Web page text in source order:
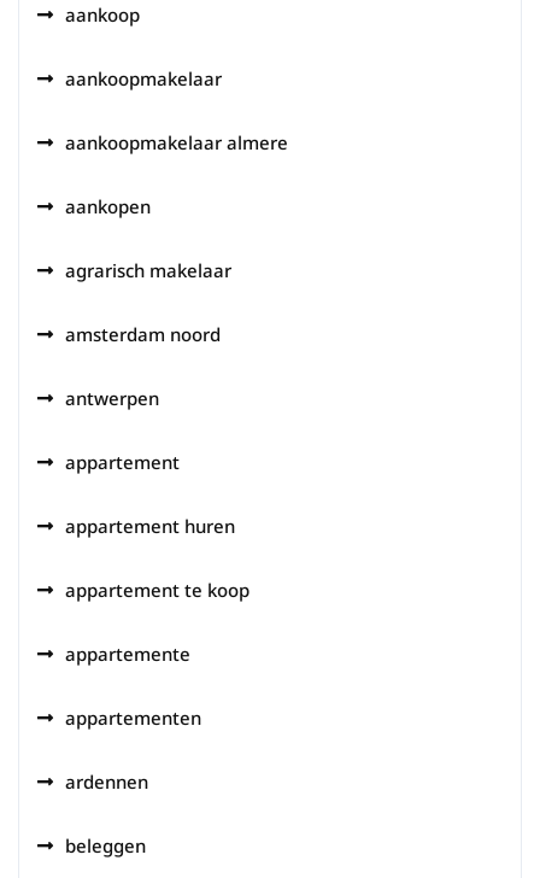
aankoop
aankoopmakelaar
aankoopmakelaar almere
aankopen
agrarisch makelaar
amsterdam noord
antwerpen
appartement
appartement huren
appartement te koop
appartemente
appartementen
ardennen
beleggen